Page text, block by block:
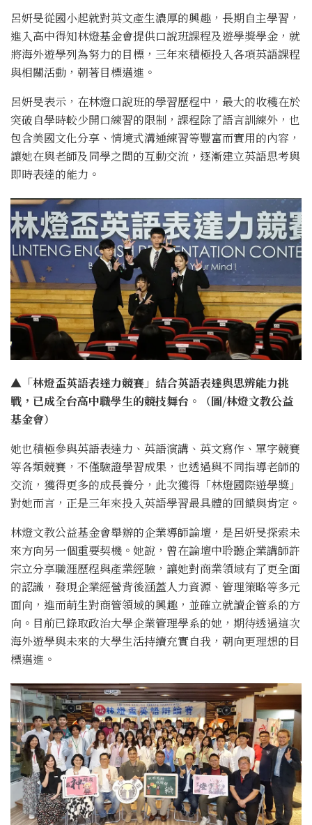
呂妍旻從國小起就對英文產生濃厚的興趣，長期自主學習，
進入高中得知林燈基金會提供口說班課程及遊學獎學金，就
將海外遊學列為努力的目標，三年來積極投入各項英語課程
與相關活動，朝著目標邁進。
呂妍旻表示，在林燈口說班的學習歷程中，最大的收穫在於
突破自學時較少開口練習的限制，課程除了語言訓練外，也
包含美國文化分享、情境式溝通練習等豐富而實用的內容，
讓她在與老師及同學之間的互動交流，逐漸建立英語思考與
即時表達的能力。
▲ 「林燈盃英語表達力競賽」結合英語表達與思辨能力挑
戰，已成全台高中職學生的競技舞台。（圖/林燈文教公益
基金會）
她也積極參與英語表達力、英語演講、英文寫作、單字競賽
等各類競賽，不僅驗證學習成果，也透過與不同指導老師的
交流，獲得更多的成長養分，此次獲得「林燈國際遊學獎」
對她而言，正是三年來投入英語學習最具體的回饋與肯定。
林燈文教公益基金會舉辦的企業導師論壇，是呂妍旻探索未
來方向另一個重要契機。她說，曾在論壇中聆聽企業講師許
宗立分享職涯歷程與產業經驗，讓她對商業領域有了更全面
的認識，發現企業經營背後涵蓋人力資源、管理策略等多元
面向，進而萌生對商管領域的興趣，並確立就讀企管系的方
向。目前已錄取政治大學企業管理學系的她，期待透過這次
海外遊學與未來的大學生活持續充實自我，朝向更理想的目
標邁進。